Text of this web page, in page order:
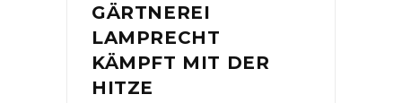
GÄRTNEREI
LAMPRECHT
KÄMPFT MIT DER
HITZE